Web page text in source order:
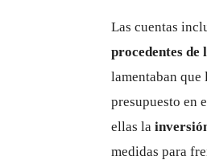
Las cuentas
procedentes
lamentaban que
presupuesto en
ellas la
medidas para